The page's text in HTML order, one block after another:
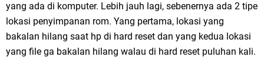
yang ada di komputer. Lebih jauh lagi, sebenernya ada 2 tipe
lokasi penyimpanan rom. Yang pertama, lokasi yang
bakalan hilang saat hp di hard reset dan yang kedua lokasi
yang file ga bakalan hilang walau di hard reset puluhan kali.